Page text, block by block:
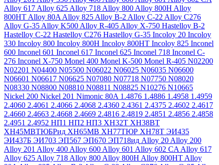
Alloy 617 Alloy 625 Alloy 718 Alloy 800 Alloy 800H Alloy
800HT Alloy 80A Alloy 825 Alloy B-2 Alloy C-22 Alloy C276
Alloy G-35 Alloy K500 Alloy R-405 Alloy X-750 Hastelloy B-2
Hastelloy C-22 Hastelloy C276 Hastelloy G-35 Incoloy 20 Incoloy
330 Incoloy 800 Incoloy 800H Incoloy 800HT Incoloy 825 Inconel
600 Inconel 601 Inconel 617 Inconel 625 Inconel 718 Inconel C-
276 Inconel X-750 Monel 400 Monel K-500 Monel R-405 N02200
N02201 N04400 N05500 N06022 N06025 N06035 N06600
N06601 N06617 N06625 N07080 N07718 N07750 N08020
N08330 N08800 N08810 N08811 N08825 N10276 N10665
Nickel 200 Nickel 201 Nimonic 80A 1.4876 1.4886 1.4958 1.4959
2.4060 2.4061 2.4066 2.4068 2.4360 2.4361 2.4375 2.4602 2.4617
2.4660 2.4663 2.4668 2.4669 2.4816 2.4819 2.4851 2.4856 2.4858
2.4951 2.4952 НП1 НП2 НП3 ХН32Т ХН38ВТ
ХН45МВТЮБРид ХН65МВ ХН77ТЮР ХН78Т ЭИ435
ЭИ437Б ЭИ703 ЭП567 ЭП670 ЭП718ид Alloy 20 Alloy 200
Alloy 201 Alloy 400 Alloy 600 Alloy 601 Alloy 602 CA Alloy 617
Alloy 625 Alloy 718 Alloy 800 Alloy 800H Alloy 800HT Alloy